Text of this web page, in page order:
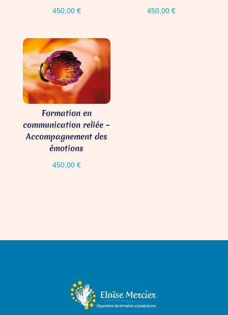
450,00 € 450,00€
Formation en
communication reliée –
Accompagnement des
émotions
450,00 €